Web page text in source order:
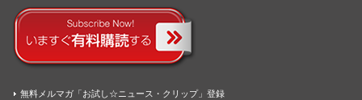
無料メルマガ「お試し☆ニュース・クリップ」登録